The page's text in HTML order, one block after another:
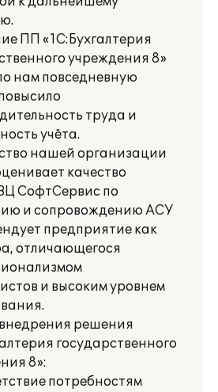
ПП «1С:Бухгалтерия
учреждения 8»
нам повседневную
труда и
учёта.
нашей организации
качество
СофтСервис по
и сопровождению АСУ
предприятие как
отличающегося
и высоким уровнем
решения
государственного
8»:
потребностям